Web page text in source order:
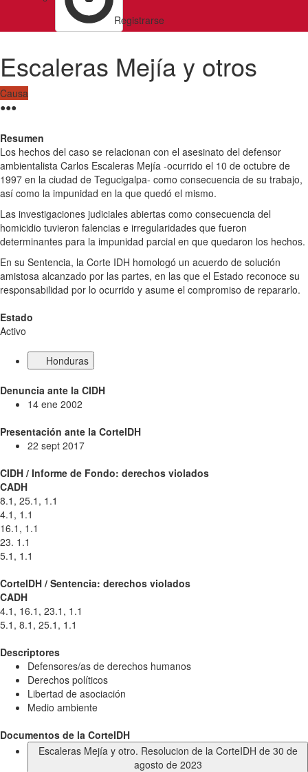
Registrarse
Escaleras Mejía y otros
Causa
●●●
Resumen
Los hechos del caso se relacionan con el asesinato del defensor
ambientalista Carlos Escaleras Mejía -ocurrido el 10 de octubre de
1997 en la ciudad de Tegucigalpa- como consecuencia de su trabajo,
así como la impunidad en la que quedó el mismo.
Las investigaciones judiciales abiertas como consecuencia del
homicidio tuvieron falencias e irregularidades que fueron
determinantes para la impunidad parcial en que quedaron los hechos.
En su Sentencia, la Corte IDH homologó un acuerdo de solución
amistosa alcanzado por las partes, en las que el Estado reconoce su
responsabilidad por lo ocurrido y asume el compromiso de repararlo.
Estado
Activo
Honduras
Denuncia ante la CIDH
14 ene 2002
Presentación ante la CorteIDH
22 sept 2017
CIDH / Informe de Fondo: derechos violados
CADH
8.1, 25.1, 1.1
4.1, 1.1
16.1, 1.1
23. 1.1
5.1, 1.1
CorteIDH / Sentencia: derechos violados
CADH
4.1, 16.1, 23.1, 1.1
5.1, 8.1, 25.1, 1.1
Descriptores
Defensores/as de derechos humanos
Derechos políticos
Libertad de asociación
Medio ambiente
Documentos de la CorteIDH
Escaleras Mejía y otro. Resolucion de la CorteIDH de 30 de
agosto de 2023